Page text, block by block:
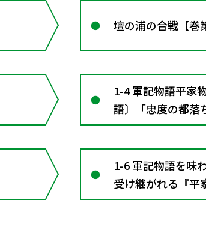
壇の浦の合戦【巻
1-4 軍記物語平家
語〕「忠度の都
建礼門院右京大
右京大夫集』が描
1-6 軍記物語を味
受け継がれる『平